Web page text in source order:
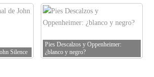
Silence
Pies Descalzos y Oppenheimer:
¿blanco y negro?